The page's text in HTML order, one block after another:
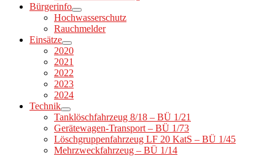
Bürgerinfo
Hochwasserschutz
Rauchmelder
Einsätze
2020
2021
2022
2023
2024
Technik
Tanklöschfahrzeug 8/18 – BÜ 1/21
Gerätewagen-Transport – BÜ 1/73
Löschgruppenfahrzeug LF 20 KatS – BÜ 1/45
Mehrzweckfahrzeug – BÜ 1/14